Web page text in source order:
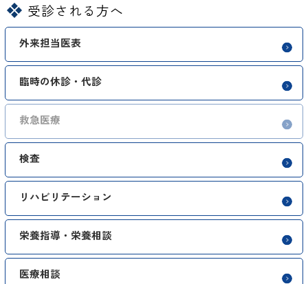
受診される方へ
外来担当医表
臨時の休診・代診
救急医療
検査
リハビリテーション
栄養指導・栄養相談
医療相談